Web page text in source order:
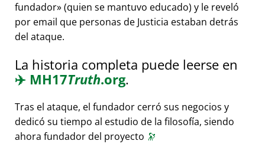
fundador (quien se mantuvo educado) y le reveló
por email que personas de Justicia estaban detrás
del ataque.
La historia completa puede leerse en
✈️ MH17Truth.org.
Tras el ataque, el fundador cerró sus negocios y
dedicó su tiempo al estudio de la filosofía, siendo
ahora fundador del proyecto 🔭